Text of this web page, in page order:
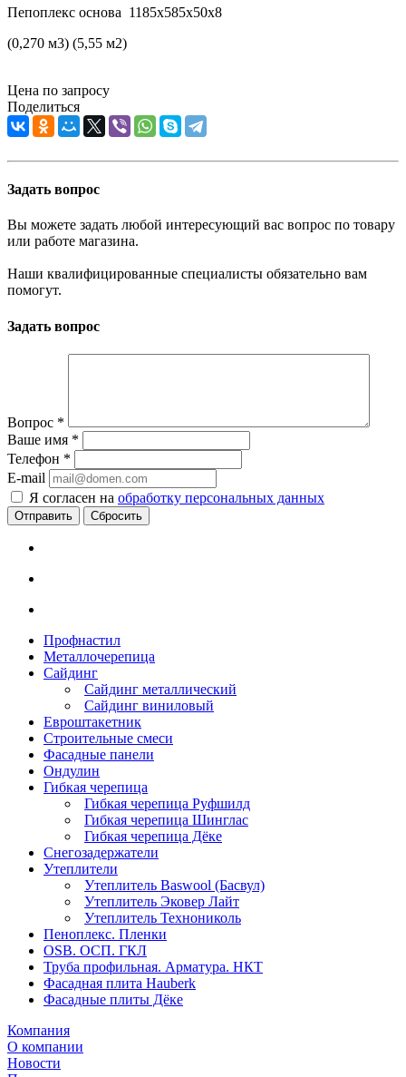
Пепоплекс основа 1185х585х50х8
(0,270 м3) (5,55 м2)
Цена по запросу
Поделиться
Задать вопрос
Вы можете задать любой интересующий вас вопрос по товару
или работе магазина.
Наши квалифицированные специалисты обязательно вам
помогут.
Задать вопрос
Вопрос *
Ваше имя *
Телефон *
E-mail
Я согласен на обработку персональных данных
Сбросить
Профнастил
Металлочерепица
Сайдинг
Сайдинг металлический
Сайдинг виниловый
Евроштакетник
Строительные смеси
Фасадные панели
Ондулин
Гибкая черепица
Гибкая черепица Руфшилд
Гибкая черепица Шинглас
Гибкая черепица Дёке
Снегозадержатели
Утеплители
Утеплитель Baswool (Басвул)
Утеплитель Эковер Лайт
Утеплитель Технониколь
Пеноплекс. Пленки
OSB. ОСП. ГКЛ
Труба профильная. Арматура. НКТ
Фасадная плита Hauberk
Фасадные плиты Дёке
Компания
О компании
Новости